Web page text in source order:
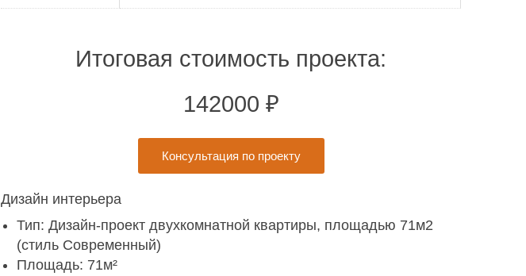
Итоговая стоимость проекта:
142000 ₽
Консультация по проекту
Дизайн интерьера
Тип: Дизайн-проект двухкомнатной квартиры, площадью 71м2
(стиль Современный)
Площадь: 71м²